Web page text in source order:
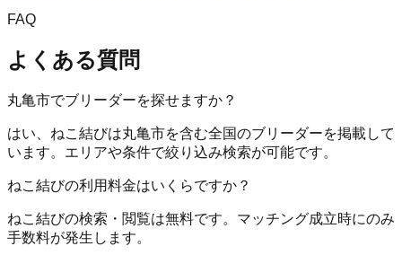
FAQ
よくある質問
丸亀市でブリーダーを探せますか？
はい、ねこ結びは丸亀市を含む全国のブリーダーを掲載して
います。エリアや条件で絞り込み検索が可能です。
ねこ結びの利用料金はいくらですか？
ねこ結びの検索・閲覧は無料です。マッチング成立時にのみ
手数料が発生します。